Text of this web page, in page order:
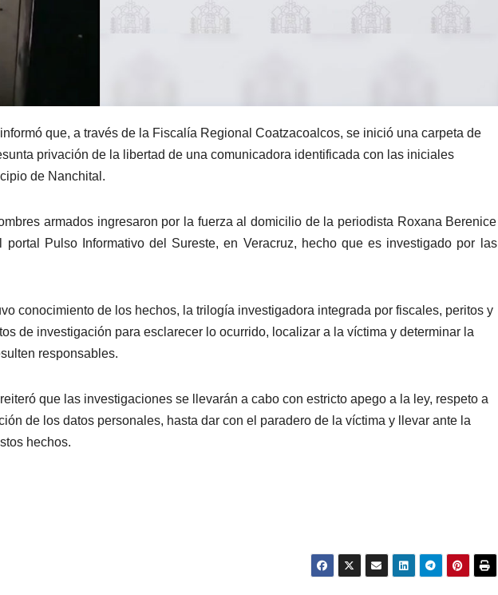
que, a través de la Fiscalía Regional Coatzacoalcos, se inició una carpeta de
privación de la libertad de una comunicadora identificada con las iniciales
de Nanchital.
armados ingresaron por la fuerza al domicilio de la periodista Roxana Berenice
portal Pulso Informativo del Sureste, en Veracruz, hecho que es investigado por las
conocimiento de los hechos, la trilogía investigadora integrada por fiscales, peritos y
de investigación para esclarecer lo ocurrido, localizar a la víctima y determinar la
responsables.
que las investigaciones se llevarán a cabo con estricto apego a la ley, respeto a
de los datos personales, hasta dar con el paradero de la víctima y llevar ante la
hechos.